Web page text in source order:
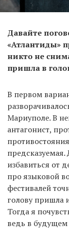
Давайте
«Атлантиды»
никто не
пришла в
В первом
Мариуполе. В
антагонист,
избавиться от
про языковой
фестивалей
голову пришла
Тогда я
ведь в